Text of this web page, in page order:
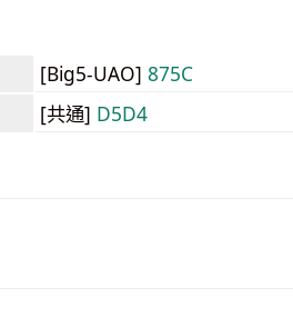
[Big5-UAO] 875C
[共通] D5D4